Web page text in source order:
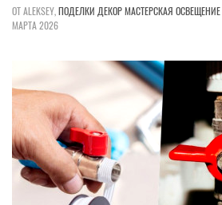
ОТ ALEKSEY,ПОДЕЛКИ ДЕКОРМАСТЕРСКАЯ ОСВЕЩЕНИЕ
МАРТА 2026